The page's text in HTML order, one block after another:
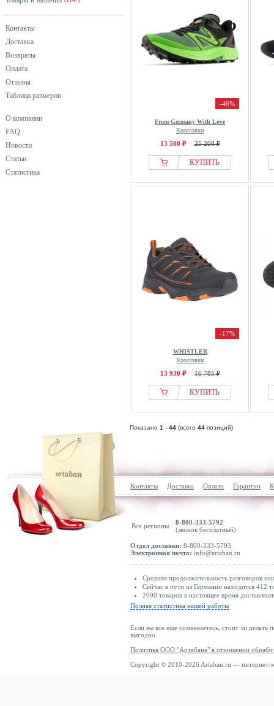
Контакты
Доставка
Возвраты
Оплата
Отзывы
Таблица размеров
О компании
FAQ
Новости
Статьи
Статистика
-46%
From Germany With Love
Кроссовки
13 500 ₽ 25 200 ₽
КУПИТЬ
-17%
WHISTLER
Кроссовки
13 930 ₽ 16 785 ₽
КУПИТЬ
Показано 1 - 44 (всего 44 позиций)
Контакты Доставка Оплата Гарантии
Все регионы
8-800-333-5792
(звонок бесплатный)
Отдел доставки: 8-800-333-5793
Электронная почта: info@artaban.ru
Средняя продолжительность разговоров
Сейчас в пути из Германии находится 412
2090 товаров в настоящее время
Полная статистика нашей работы
Если вы все еще сомневаетесь, стоит ли делать
выгодно.
Политика ООО "Артабана" в отношении
Copyright © 2010-2026 Artaban.ru — интернет-